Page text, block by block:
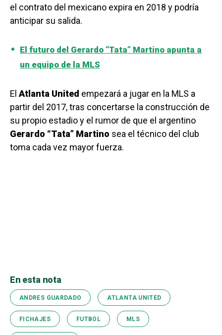
el contrato del mexicano expira en 2018 y podría
anticipar su salida.
El futuro del Gerardo “Tata” Martino apunta a
un equipo de la MLS
El Atlanta United empezará a jugar en la MLS a
partir del 2017, tras concertarse la construcción de
su propio estadio y el rumor de que el argentino
Gerardo “Tata” Martino sea el técnico del club
toma cada vez mayor fuerza.
En esta nota
ANDRES GUARDADO ATLANTA UNITED
FICHAJES FUTBOL MLS